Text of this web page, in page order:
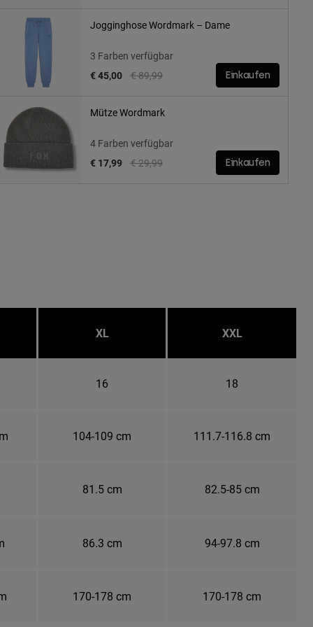
Jogginghose Wordmark – Dame
3 Farben verfügbar
Price reduced from
€ 89,99to
€ 45,00 Einkaufen
Mütze Wordmark
4 Farben verfügbar
Price reduced from
€ 29,99to
€ 17,99 Einkaufen
XL XXL
16 18
104-109 cm 111.7-116.8 cm
81.5 cm 82.5-85 cm
86.3 cm 94-97.8 cm
170-178 cm 170-178 cm